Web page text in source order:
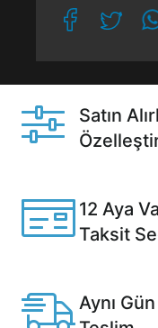
Satın
12 Aya
Taksit
Aynı Gün